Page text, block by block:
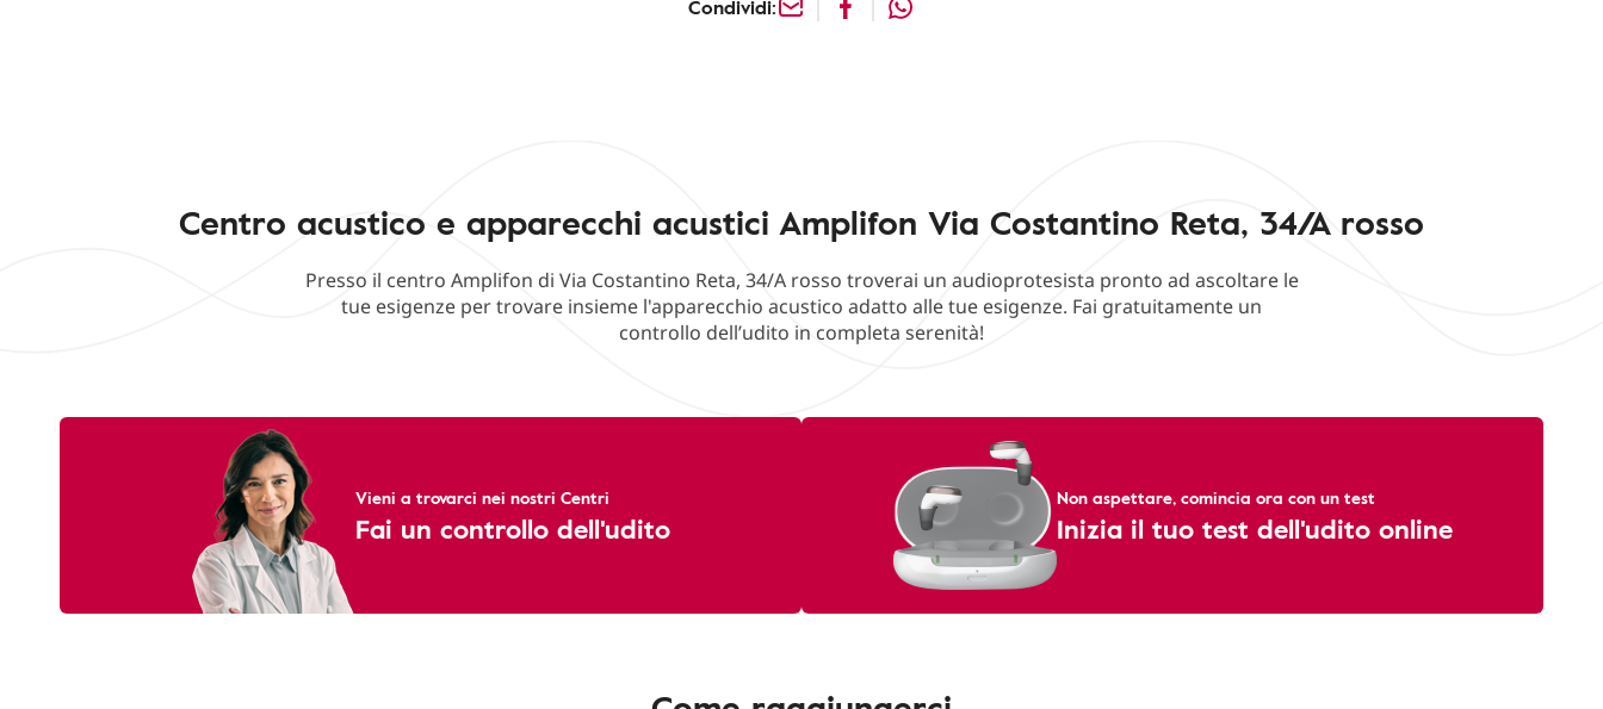
Condividi:
Centro acustico e apparecchi acustici Amplifon Via Costantino Reta, 34/A rosso
Presso il centro Amplifon di Via Costantino Reta, 34/A rosso troverai un audioprotesista pronto ad ascoltare le
tue esigenze per trovare insieme l'apparecchio acustico adatto alle tue esigenze. Fai gratuitamente un
controllo dell’udito in completa serenità!
Vieni a trovarci nei nostri Centri
Fai un controllo dell'udito
Non aspettare, comincia ora con un test
Inizia il tuo test dell'udito online